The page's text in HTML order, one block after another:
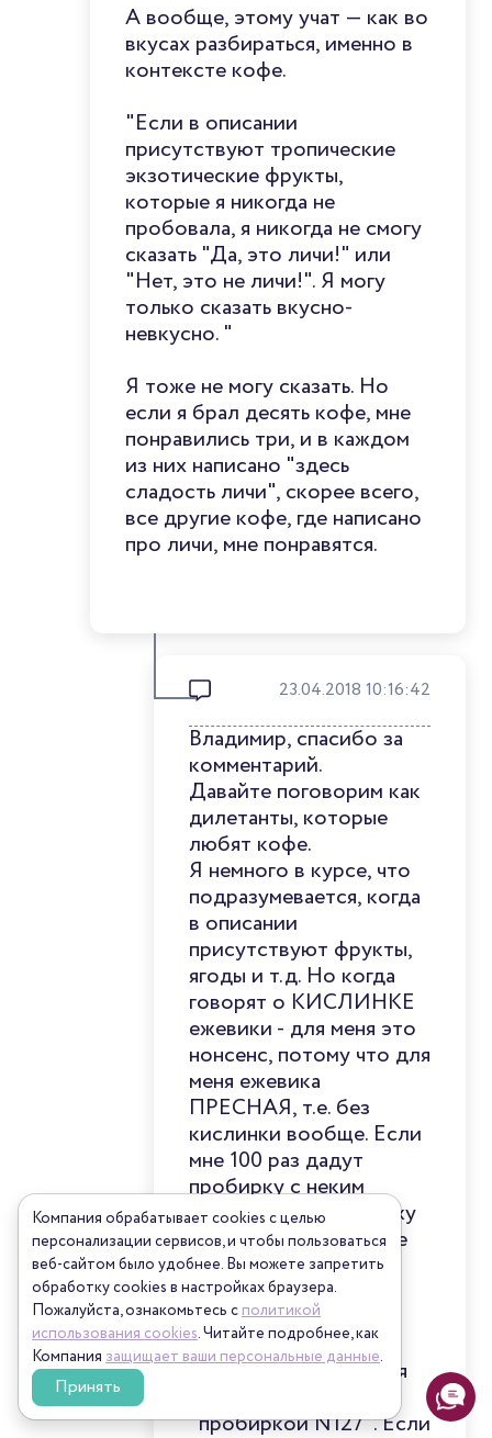
А вообще, этому учат — как во
вкусах разбираться, именно в
контексте кофе.
"Если в описании
присутствуют тропические
экзотические фрукты,
которые я никогда не
пробовала, я никогда не смогу
сказать "Да, это личи!" или
"Нет, это не личи!". Я могу
только сказать вкусно-
невкусно. "
Я тоже не могу сказать. Но
если я брал десять кофе, мне
понравились три, и в каждом
из них написано "здесь
сладость личи", скорее всего,
все другие кофе, где написано
про личи, мне понравятся.
23.04.2018 10:16:42
Владимир, спасибо за
комментарий.
Давайте поговорим как
дилетанты, которые
любят кофе.
Я немного в курсе, что
подразумевается, когда
в описании
присутствуют фрукты,
ягоды и т.д. Но когда
говорят о КИСЛИНКЕ
ежевики - для меня это
нонсенс, потому что для
меня ежевика
ПРЕСНАЯ, т.е. без
кислинки вообще. Если
мне 100 раз дадут
пробирку с неким
экстрактом, то я скажу
себе "ОК! В пробирке
N127 что-то, что
принято называть
ежевикой" И если я
встречусь с таким
дескриптором, то для
"пробиркой N127". Если
Компания обрабатывает cookies с целью
персонализации сервисов, и чтобы пользоваться
веб-сайтом было удобнее. Вы можете запретить
обработку сookies в настройках браузера.
Пожалуйста, ознакомьтесь сполитикой
использования cookies. Читайте подробнее, как
Компания защищает ваши персональные данные.
Принять